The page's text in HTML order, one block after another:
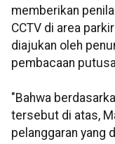
memberikan
CCTV di area
diajukan oleh
pembacaan
"Bahwa
tersebut di atas,
pelanggaran yang